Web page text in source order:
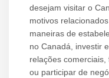
desejam visitar o
motivos
maneiras de
no Canadá, investir
relações
ou participar de